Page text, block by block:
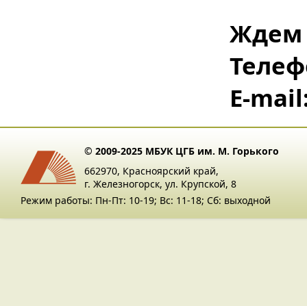
Ждем
E-
© 2009-2025 МБУК ЦГБ им. М. Горького
662970, Красноярский край,
г. Железногорск, ул. Крупской, 8
Режим работы: Пн-Пт: 10-19; Вс: 11-18; Сб: выходной